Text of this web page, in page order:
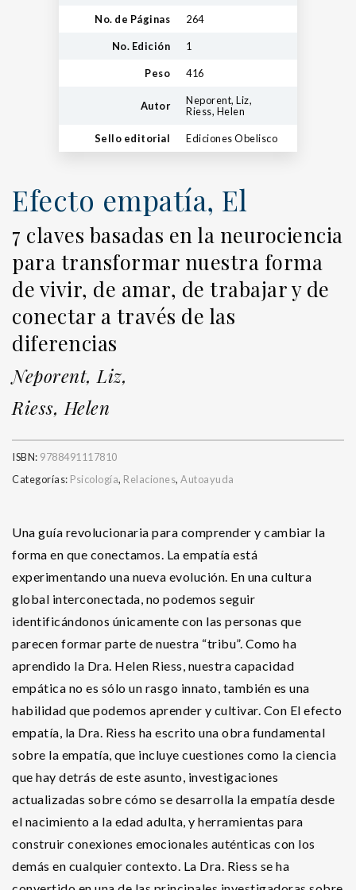
No. de Páginas 264
No. Edición 1
Peso 416
Autor
Neporent, Liz,
Riess, Helen
Sello editorial Ediciones Obelisco
Efecto empatía, El
7 claves basadas en la neurociencia
para transformar nuestra forma
de vivir, de amar, de trabajar y de
conectar a través de las
diferencias
Neporent, Liz,
Riess, Helen
ISBN: 9788491117810
Categorías: Psicología, Relaciones, Autoayuda
Una guía revolucionaria para comprender y cambiar la
forma en que conectamos. La empatía está
experimentando una nueva evolución. En una cultura
global interconectada, no podemos seguir
identificándonos únicamente con las personas que
parecen formar parte de nuestra “tribu”. Como ha
aprendido la Dra. Helen Riess, nuestra capacidad
empática no es sólo un rasgo innato, también es una
habilidad que podemos aprender y cultivar. Con El efecto
empatía, la Dra. Riess ha escrito una obra fundamental
sobre la empatía, que incluye cuestiones como la ciencia
que hay detrás de este asunto, investigaciones
actualizadas sobre cómo se desarrolla la empatía desde
el nacimiento a la edad adulta, y herramientas para
construir conexiones emocionales auténticas con los
demás en cualquier contexto. La Dra. Riess se ha